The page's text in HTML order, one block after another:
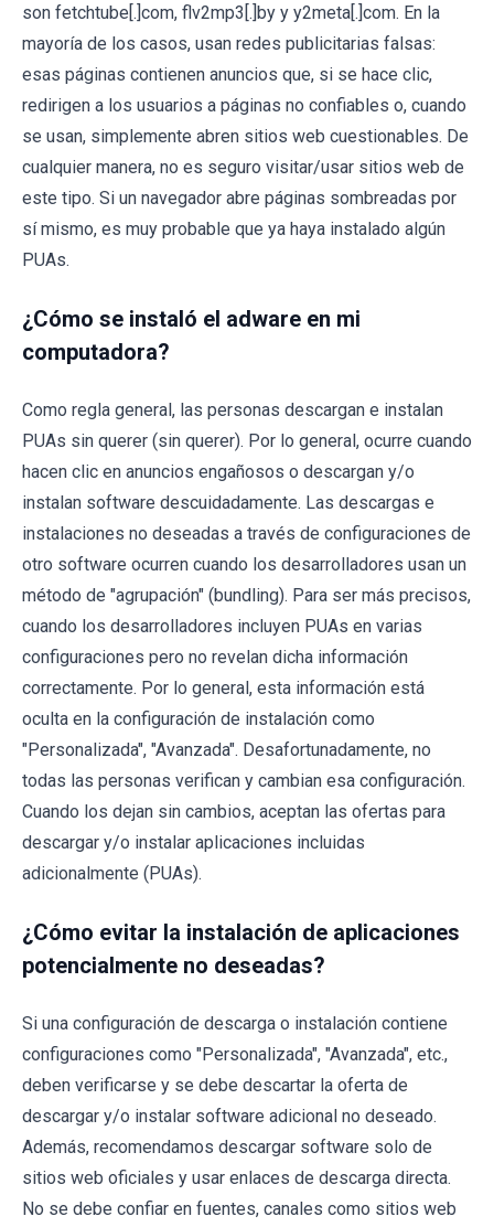
son fetchtube[.]com, flv2mp3[.]by y y2meta[.]com. En la
mayoría de los casos, usan redes publicitarias falsas:
esas páginas contienen anuncios que, si se hace clic,
redirigen a los usuarios a páginas no confiables o, cuando
se usan, simplemente abren sitios web cuestionables. De
cualquier manera, no es seguro visitar/usar sitios web de
este tipo. Si un navegador abre páginas sombreadas por
sí mismo, es muy probable que ya haya instalado algún
PUAs.
¿Cómo se instaló el adware en mi
computadora?
Como regla general, las personas descargan e instalan
PUAs sin querer (sin querer). Por lo general, ocurre cuando
hacen clic en anuncios engañosos o descargan y/o
instalan software descuidadamente. Las descargas e
instalaciones no deseadas a través de configuraciones de
otro software ocurren cuando los desarrolladores usan un
método de "agrupación" (bundling). Para ser más precisos,
cuando los desarrolladores incluyen PUAs en varias
configuraciones pero no revelan dicha información
correctamente. Por lo general, esta información está
oculta en la configuración de instalación como
"Personalizada", "Avanzada". Desafortunadamente, no
todas las personas verifican y cambian esa configuración.
Cuando los dejan sin cambios, aceptan las ofertas para
descargar y/o instalar aplicaciones incluidas
adicionalmente (PUAs).
¿Cómo evitar la instalación de aplicaciones
potencialmente no deseadas?
Si una configuración de descarga o instalación contiene
configuraciones como "Personalizada", "Avanzada", etc.,
deben verificarse y se debe descartar la oferta de
descargar y/o instalar software adicional no deseado.
Además, recomendamos descargar software solo de
sitios web oficiales y usar enlaces de descarga directa.
No se debe confiar en fuentes, canales como sitios web